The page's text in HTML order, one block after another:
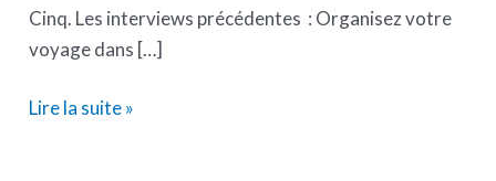
Cinq. Les interviews précédentes : Organisez votre
voyage dans […]
Lire la suite »